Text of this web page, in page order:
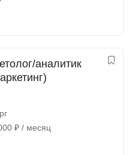
аналитик
₽ / месяц